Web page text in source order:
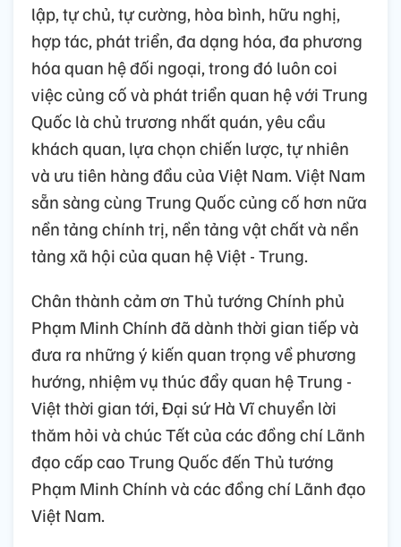
lập, tự chủ, tự cường, hòa bình, hữu nghị,
hợp tác, phát triển, đa dạng hóa, đa phương
hóa quan hệ đối ngoại, trong đó luôn coi
việc củng cố và phát triển quan hệ với Trung
Quốc là chủ trương nhất quán, yêu cầu
khách quan, lựa chọn chiến lược, tự nhiên
và ưu tiên hàng đầu của Việt Nam. Việt Nam
sẵn sàng cùng Trung Quốc củng cố hơn nữa
nền tảng chính trị, nền tảng vật chất và nền
tảng xã hội của quan hệ Việt - Trung.
Chân thành cảm ơn Thủ tướng Chính phủ
Phạm Minh Chính đã dành thời gian tiếp và
đưa ra những ý kiến quan trọng về phương
hướng, nhiệm vụ thúc đẩy quan hệ Trung -
Việt thời gian tới, Đại sứ Hà Vĩ chuyển lời
thăm hỏi và chúc Tết của các đồng chí Lãnh
đạo cấp cao Trung Quốc đến Thủ tướng
Phạm Minh Chính và các đồng chí Lãnh đạo
Việt Nam.